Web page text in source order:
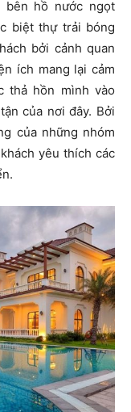
bên hồ nước ngọt
biệt thự trải bóng
bởi cảnh quan
ích mang lại cảm
thả hồn mình vào
của nơi đây. Bởi
của những nhóm
yêu thích các